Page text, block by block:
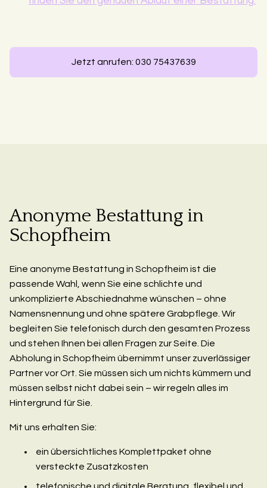
Jetzt anrufen: 030 75437639
Anonyme Bestattung in
Schopfheim
Eine anonyme Bestattung in Schopfheim ist die
passende Wahl, wenn Sie eine schlichte und
unkomplizierte Abschiednahme wünschen – ohne
Namensnennung und ohne spätere Grabpflege. Wir
begleiten Sie telefonisch durch den gesamten Prozess
und stehen Ihnen bei allen Fragen zur Seite. Die
Abholung in Schopfheim übernimmt unser zuverlässiger
Partner vor Ort. Sie müssen sich um nichts kümmern und
müssen selbst nicht dabei sein – wir regeln alles im
Hintergrund für Sie.
Mit uns erhalten Sie:
ein übersichtliches Komplettpaket ohne
versteckte Zusatzkosten
telefonische und digitale Beratung, flexibel und